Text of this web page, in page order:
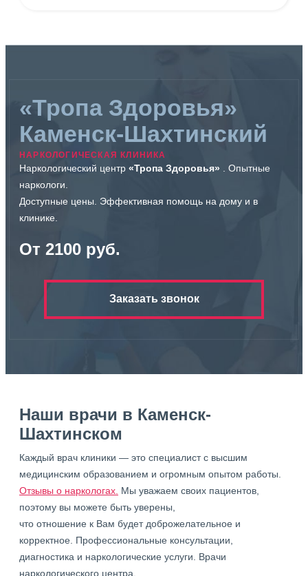
«Тропа Здоровья»
Каменск-Шахтинский
НАРКОЛОГИЧЕСКАЯ КЛИНИКА
Наркологический центр «Тропа Здоровья»
. Опытные
наркологи.
Доступные цены. Эффективная помощь на дому и в
клинике.
От 2100 руб.
Заказать звонок
Наши врачи в Каменск-
Шахтинском
Каждый врач клиники — это специалист с высшим
медицинским образованием и огромным опытом работы.
Отзывы о наркологах. Мы уважаем своих пациентов,
поэтому вы можете быть уверены,
что отношение к Вам будет доброжелательное и
корректное. Профессиональные консультации,
диагностика и наркологические услуги. Врачи
наркологического центра.